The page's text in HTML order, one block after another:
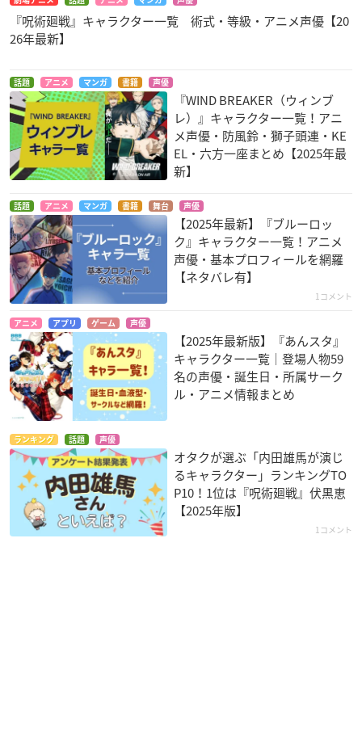
『呪術廻戦』キャラクター一覧 術式・等級・アニメ声優【20
26年最新】
話題 アニメ マンガ 書籍 声優
『WIND BREAKER（ウィンブ
レ）』キャラクター一覧！アニ
メ声優・防風鈴・獅子頭連・KE
EL・六方一座まとめ【2025年最
新】
話題 アニメ マンガ 書籍 舞台 声優
【2025年最新】『ブルーロッ
ク』キャラクター一覧！アニメ
声優・基本プロフィールを網羅
【ネタバレ有】
1コメント
アニメ アプリ ゲーム 声優
【2025年最新版】『あんスタ』
キャラクター一覧｜登場人物59
名の声優・誕生日・所属サーク
ル・アニメ情報まとめ
ランキング 話題 声優
オタクが選ぶ「内田雄馬が演じ
るキャラクター」ランキングTO
P10！1位は『呪術廻戦』伏黒恵
【2025年版】
1コメント